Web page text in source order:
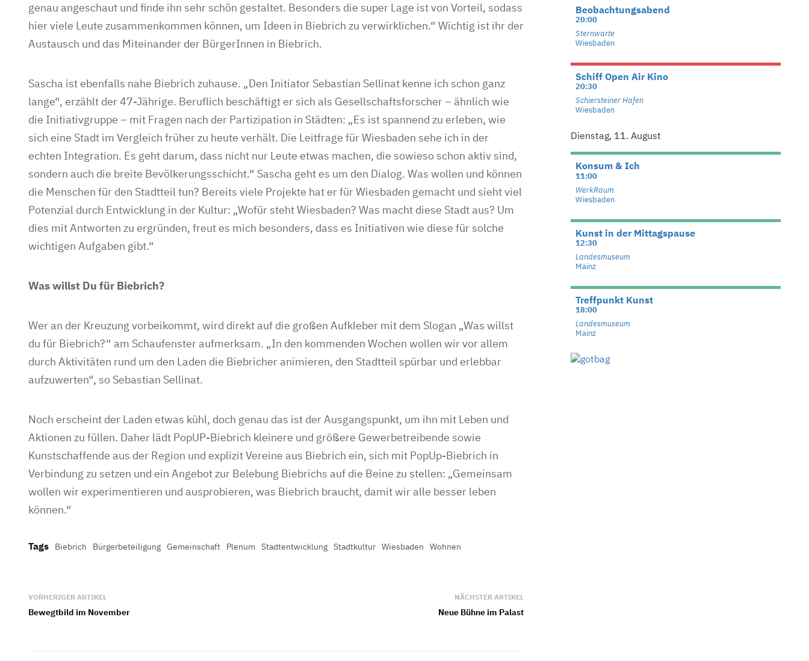
genau angeschaut und finde ihn sehr schön gestaltet. Besonders die super Lage ist von Vorteil, sodass
hier viele Leute zusammenkommen können, um Ideen in Biebrich zu verwirklichen.“ Wichtig ist ihr der
Austausch und das Miteinander der BürgerInnen in Biebrich.
Sascha ist ebenfalls nahe Biebrich zuhause. „Den Initiator Sebastian Sellinat kenne ich schon ganz
lange“, erzählt der 47-Jährige. Beruflich beschäftigt er sich als Gesellschaftsforscher – ähnlich wie
die Initiativgruppe – mit Fragen nach der Partizipation in Städten: „Es ist spannend zu erleben, wie
sich eine Stadt im Vergleich früher zu heute verhält. Die Leitfrage für Wiesbaden sehe ich in der
echten Integration. Es geht darum, dass nicht nur Leute etwas machen, die sowieso schon aktiv sind,
sondern auch die breite Bevölkerungsschicht.“ Sascha geht es um den Dialog. Was wollen und können
die Menschen für den Stadtteil tun? Bereits viele Projekte hat er für Wiesbaden gemacht und sieht viel
Potenzial durch Entwicklung in der Kultur: „Wofür steht Wiesbaden? Was macht diese Stadt aus? Um
dies mit Antworten zu ergründen, freut es mich besonders, dass es Initiativen wie diese für solche
wichtigen Aufgaben gibt.“
Was willst Du für Biebrich?
Wer an der Kreuzung vorbeikommt, wird direkt auf die großen Aufkleber mit dem Slogan „Was willst
du für Biebrich?“ am Schaufenster aufmerksam. „In den kommenden Wochen wollen wir vor allem
durch Aktivitäten rund um den Laden die Biebricher animieren, den Stadtteil spürbar und erlebbar
aufzuwerten“, so Sebastian Sellinat.
Noch erscheint der Laden etwas kühl, doch genau das ist der Ausgangspunkt, um ihn mit Leben und
Aktionen zu füllen. Daher lädt PopUP-Biebrich kleinere und größere Gewerbetreibende sowie
Kunstschaffende aus der Region und explizit Vereine aus Biebrich ein, sich mit PopUp-Biebrich in
Verbindung zu setzen und ein Angebot zur Belebung Biebrichs auf die Beine zu stellen: „Gemeinsam
wollen wir experimentieren und ausprobieren, was Biebrich braucht, damit wir alle besser leben
können.“
Tags Biebrich Bürgerbeteiligung Gemeinschaft Plenum Stadtentwicklung Stadtkultur Wiesbaden Wohnen
VORHERIGER ARTIKEL
Bewegtbild im November
NÄCHSTER ARTIKEL
Neue Bühne im Palast
Beobachtungsabend
20:00
Sternwarte
Wiesbaden
Schiff Open Air Kino
20:30
Schiersteiner Hafen
Wiesbaden
Dienstag, 11. August
Konsum & Ich
11:00
WerkRaum
Wiesbaden
Kunst in der Mittagspause
12:30
Landesmuseum
Mainz
Treffpunkt Kunst
18:00
Landesmuseum
Mainz